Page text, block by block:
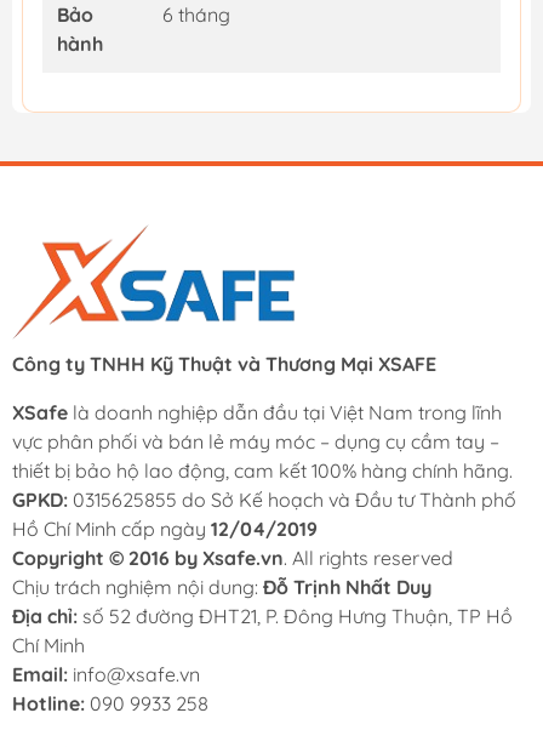
Bảo
hành
6 tháng
Công ty TNHH Kỹ Thuật và Thương Mại XSAFE
XSafe là doanh nghiệp dẫn đầu tại Việt Nam trong lĩnh
vực phân phối và bán lẻ máy móc – dụng cụ cầm tay –
thiết bị bảo hộ lao động, cam kết 100% hàng chính hãng.
GPKD: 0315625855 do Sở Kế hoạch và Đầu tư Thành phố
Hồ Chí Minh cấp ngày 12/04/2019
Copyright © 2016 by Xsafe.vn. All rights reserved
Chịu trách nghiệm nội dung: Đỗ Trịnh Nhất Duy
Địa chỉ: số 52 đường ĐHT21, P. Đông Hưng Thuận, TP Hồ
Chí Minh
Email: info@xsafe.vn
Hotline: 090 9933 258